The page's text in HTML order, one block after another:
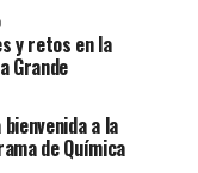
y retos en la
Grande
a la
de Química